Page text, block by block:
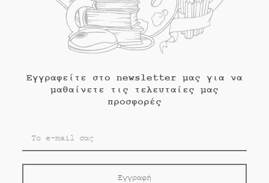
Εγγραφείτε στο newsletter μας για να
μαθαίνετε τις τελευταίες μας
προσφορές